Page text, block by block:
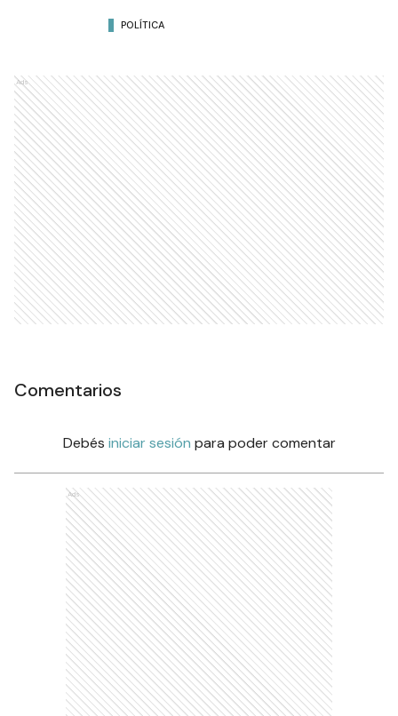
POLÍTICA
Ads
Comentarios
Debés iniciar sesión para poder comentar
Ads